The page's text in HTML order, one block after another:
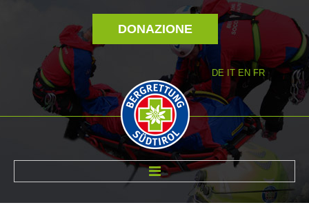
DONAZIONE
DE IT EN FR